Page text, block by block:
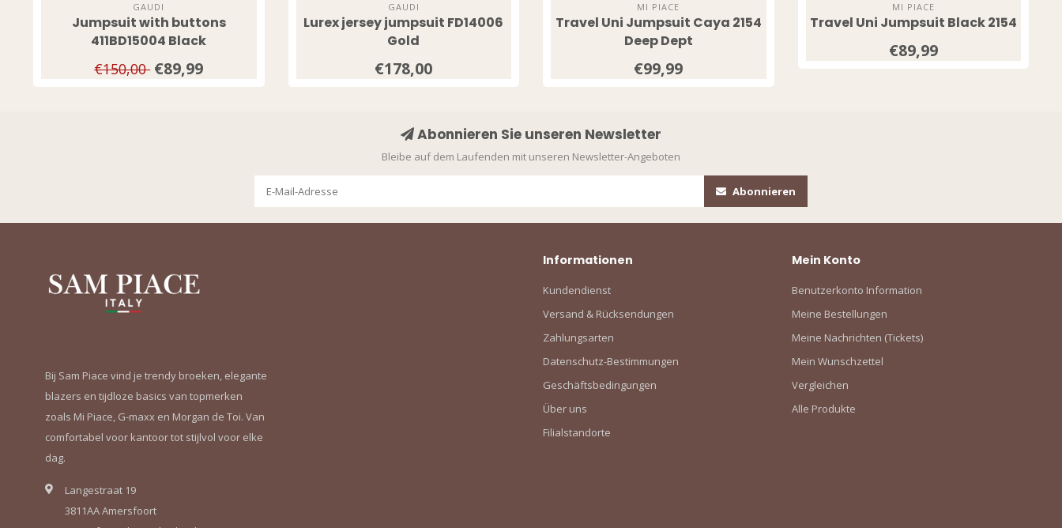
GAUDI
Jumpsuit with buttons
411BD15004 Black
€150,00 €89,99
GAUDI
Lurex jersey jumpsuit FD14006
Gold
€178,00
MI PIACE
Travel Uni Jumpsuit Caya 2154
Deep Dept
€99,99
MI PIACE
Travel Uni Jumpsuit Black 2154
€89,99
Abonnieren Sie unseren Newsletter
Bleibe auf dem Laufenden mit unseren Newsletter-Angeboten
Abonnieren
Bij Sam Piace vind je trendy broeken, elegante
blazers en tijdloze basics van topmerken
zoals Mi Piace, G-maxx en Morgan de Toi. Van
comfortabel voor kantoor tot stijlvol voor elke
dag.
Langestraat 19
3811AA Amersfoort
Informationen
Kundendienst
Versand & Rücksendungen
Zahlungsarten
Datenschutz-Bestimmungen
Geschäftsbedingungen
Über uns
Filialstandorte
Mein Konto
Benutzerkonto Information
Meine Bestellungen
Meine Nachrichten (Tickets)
Mein Wunschzettel
Vergleichen
Alle Produkte